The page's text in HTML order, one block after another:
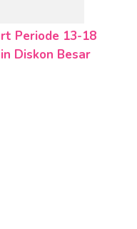
Periode 13-18
Diskon Besar